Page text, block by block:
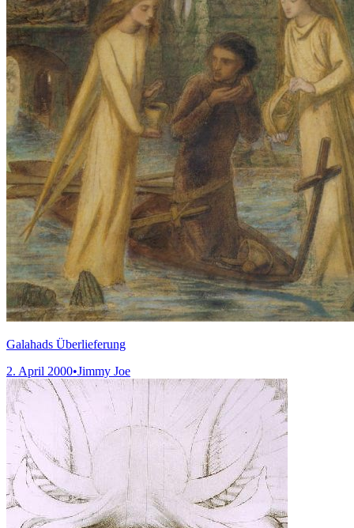
Galahads Überlieferung
2. April 2000•Jimmy Joe